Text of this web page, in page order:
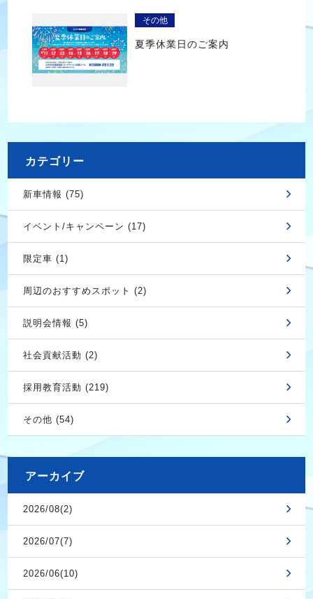
その他
夏季休業日のご案内
カテゴリー
新車情報 (75)
イベント/キャンペーン (17)
限定車 (1)
周辺のおすすめスポット (2)
説明会情報 (5)
社会貢献活動 (2)
採用教育活動 (219)
その他 (54)
アーカイブ
2026/08(2)
2026/07(7)
2026/06(10)